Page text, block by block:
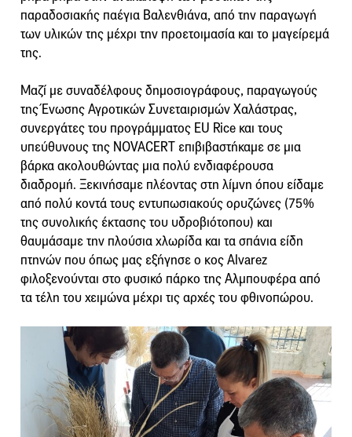
παραδοσιακής παέγια Βαλενθιάνα, από την παραγωγή
των υλικών της μέχρι την προετοιμασία και το μαγείρεμά
της.
Μαζί με συναδέλφους δημοσιογράφους, παραγωγούς
της Ένωσης Αγροτικών Συνεταιρισμών Χαλάστρας,
συνεργάτες του προγράμματος EU Rice και τους
υπεύθυνους της NOVACERT επιβιβαστήκαμε σε μια
βάρκα ακολουθώντας μια πολύ ενδιαφέρουσα
διαδρομή. Ξεκινήσαμε πλέοντας στη λίμνη όπου είδαμε
από πολύ κοντά τους εντυπωσιακούς ορυζώνες (75%
της συνολικής έκτασης του υδροβιότοπου) και
θαυμάσαμε την πλούσια χλωρίδα και τα σπάνια είδη
πτηνών που όπως μας εξήγησε ο κος Alvarez
φιλοξενούνται στο φυσικό πάρκο της Αλμπουφέρα από
τα τέλη του χειμώνα μέχρι τις αρχές του φθινοπώρου.